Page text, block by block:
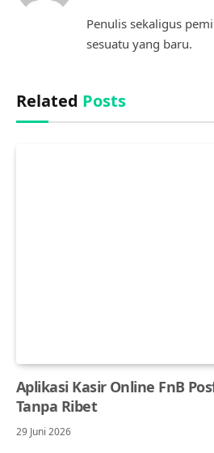
Penulis sekaligus
sesuatu yang baru.
Related Posts
Aplikasi Kasir Online FnB
Tanpa Ribet
29 Juni 2026